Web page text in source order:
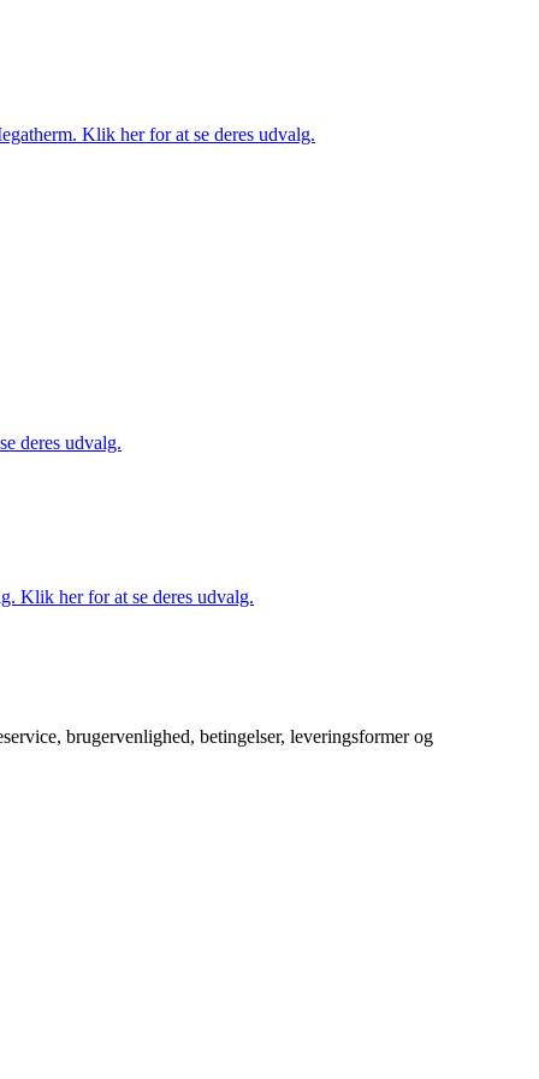
Klik her for at se deres udvalg.
deres udvalg.
Klik her for at se deres udvalg.
brugervenlighed, betingelser, leveringsformer og